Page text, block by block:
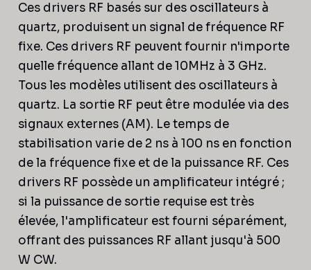
Ces drivers RF basés sur des oscillateurs à
quartz, produisent un signal de fréquence RF
fixe. Ces drivers RF peuvent fournir n'importe
quelle fréquence allant de 10MHz à 3 GHz.
Tous les modèles utilisent des oscillateurs à
quartz. La sortie RF peut être modulée via des
signaux externes (AM). Le temps de
stabilisation varie de 2 ns à 100 ns en fonction
de la fréquence fixe et de la puissance RF. Ces
drivers RF possède un amplificateur intégré ;
si la puissance de sortie requise est très
élevée, l'amplificateur est fourni séparément,
offrant des puissances RF allant jusqu'à 500
W CW.